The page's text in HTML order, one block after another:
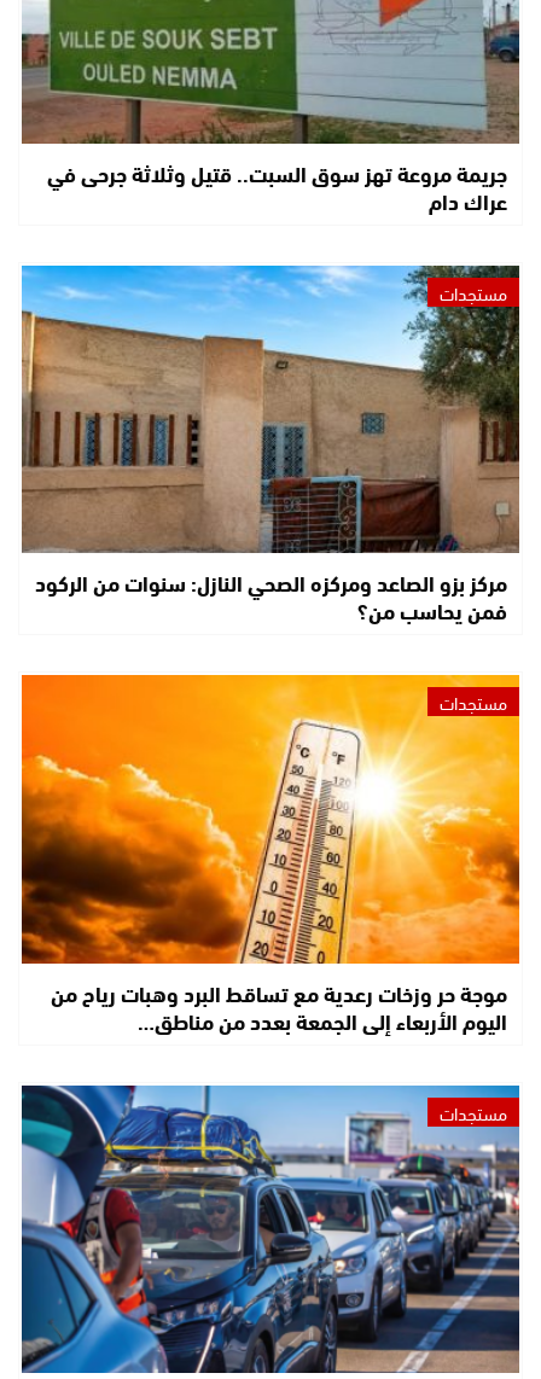
جريمة مروعة تهز سوق السبت.. قتيل وثلاثة جرحى في
عراك دام
مستجدات
مركز بزو الصاعد ومركزه الصحي النازل: سنوات من الركود
فمن يحاسب من؟
مستجدات
موجة حر وزخات رعدية مع تساقط البرد وهبات رياح من
اليوم الأربعاء إلى الجمعة بعدد من مناطق…
مستجدات